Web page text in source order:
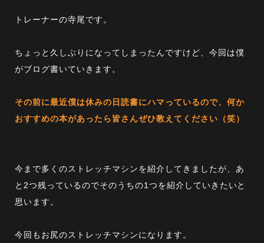
トレーナーの寺尾です。
ちょっと久しぶりになってしまったんですけど、今回は僕
がブログ書いていきます。
その前に最近僕は休みの日読書にハマっているので、何か
おすすめの本があったら皆さんぜひ教えてください（笑）
今まで多くのストレッチマシンを紹介してきましたが、あ
と2つ残っているのでそのうちの1つを紹介していきたいと
思います。
今回もお尻のストレッチマシンになります。